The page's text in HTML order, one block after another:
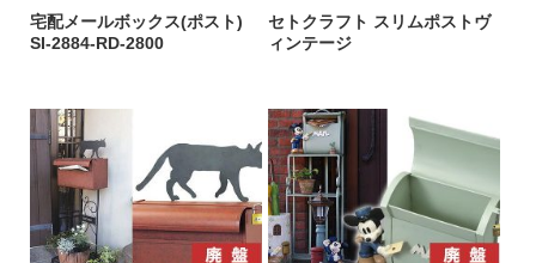
宅配メールボックス(ポスト)
SI-2884-RD-2800
セトクラフト スリムポストヴ
ィンテージ